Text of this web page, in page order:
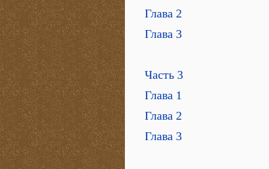
Глава 2
Глава 3
Часть 3
Глава 1
Глава 2
Глава 3